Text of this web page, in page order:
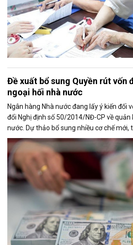
Đề xuất bổ sung Quyền rút vốn
ngoại hối nhà nước
Ngân hàng Nhà nước đang lấy ý kiến đối
đổi Nghị định số 50/2014/NĐ-CP về
nước. Dự thảo bổ sung nhiều cơ chế mới,
việc đưa Quyền rút vốn đặc biệt (SDR)
(IMF) vào nguồn hình thành dự trữ ngoại